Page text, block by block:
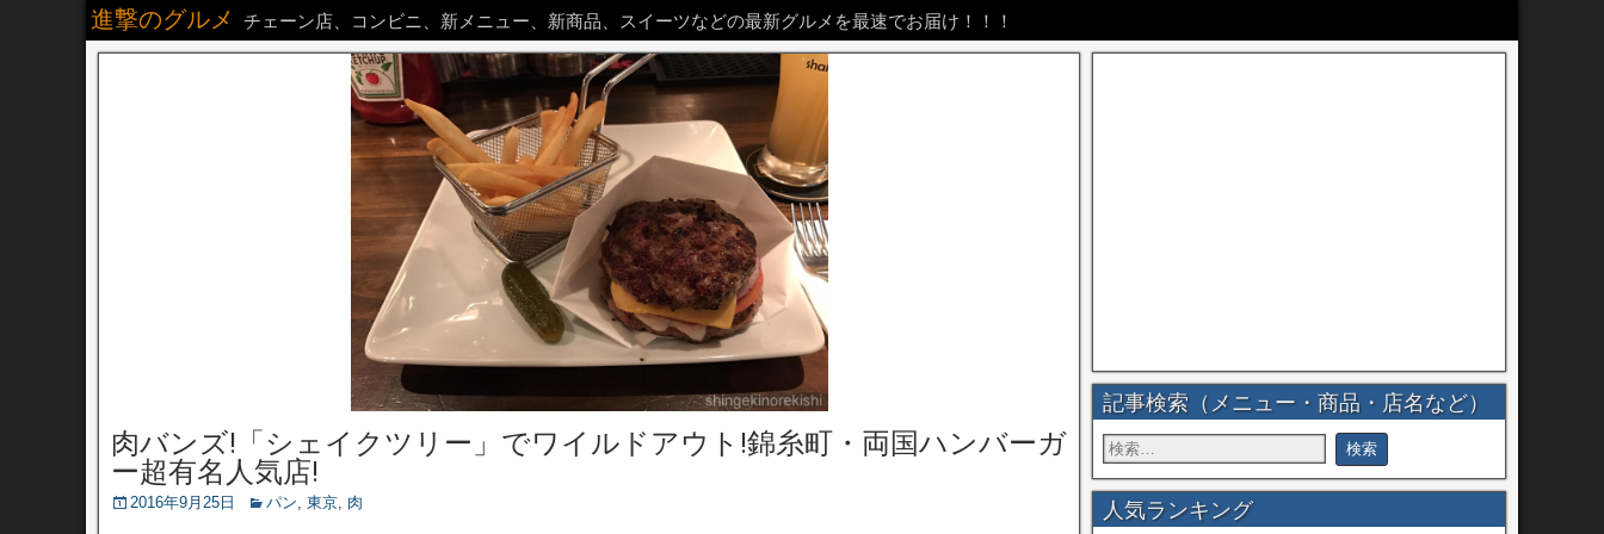
進撃のグルメ チェーン店、コンビニ、新メニュー、新商品、スイーツなどの最新グルメを最速でお届け！！！
肉バンズ!「シェイクツリー」でワイルドアウト!錦糸町・両国ハンバーガ
ー超有名人気店!
2016年9月25日 パン, 東京, 肉
記事検索（メニュー・商品・店名など）
人気ランキング